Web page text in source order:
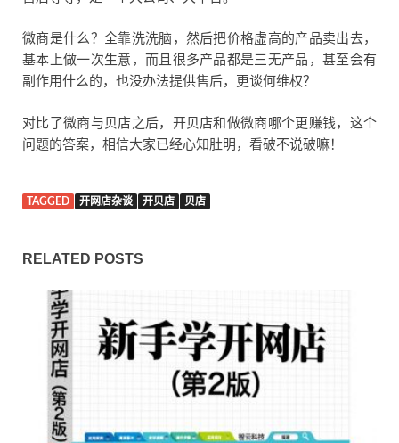
微商是什么？全靠洗洗脑，然后把价格虚高的产品卖出去，
基本上做一次生意，而且很多产品都是三无产品，甚至会有
副作用什么的，也没办法提供售后，更谈何维权？
对比了微商与贝店之后，开贝店和做微商哪个更赚钱，这个
问题的答案，相信大家已经心知肚明，看破不说破嘛！
TAGGED 开网店杂谈 开贝店 贝店
RELATED POSTS